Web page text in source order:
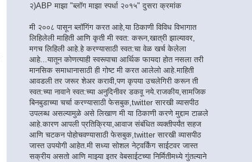
२)ABP माझा "ब्लॉग माझा स्पर्धा २०१५" दुसरा क्रमांक
मी २००८ पासून ब्लॉगिंग करत आहे,या ठिकाणी विविध विभागात
लिहिलेली माहिती आणि कृती मी स्वत: करून,खात्री झाल्यावर,
मगच लिहिली आहे.हे करण्यासाठी स्वत:चा वेळ खर्च केलेला
आहे...यातून कोणत्याही स्वरूपाचा आर्थिक फायदा होत नसला तरी
मानसिक समाधानासाठी ही गोष्ट मी करत आलेलो आहे.माहिती
आवडली तर जरूर शेअर करावी,पण कृपया उचलेगिरी करून ती
स्वत:च्या नावाने स्वत:च्या अनुदिनीवर डकवू नये.राजकीय,सामजिक
बिनबुडाच्या चर्चा करण्यासाठी फेसबुक,twitter सारखी व्यासपीठ
उपलब्ध असल्यामुळे असे लिखाण मी या ठिकाणी करणे मुद्दाम टाळले
आहे.कारण आपली प्रतिक्रिया,आवाज संबंधित व्यक्तीपर्यंत सहज
आणि चटकन पोहोचवण्यासाठी फेसबुक,twitter सारखी व्यासपीठ
जास्त उपयोगी आहेत.मी सध्या सोशल नेट्वर्किंग साईटवर जास्त
सक्रीय असतो आणि माझ्या इतर वेबसाईटच्या निर्मितीमध्ये गुंतल्याने